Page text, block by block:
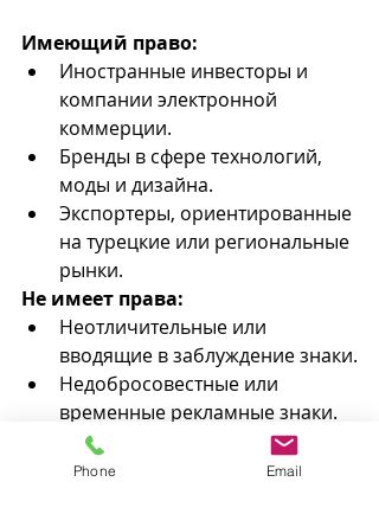
Имеющий право:
Иностранные инвесторы и
компании электронной
коммерции.
Бренды в сфере технологий,
моды и дизайна.
Экспортеры, ориентированные
на турецкие или региональные
рынки.
Не имеет права:
Неотличительные или
вводящие в заблуждение знаки.
Недобросовестные или
временные рекламные знаки.
Общая оценка:
Любой
бизнес, повышающий
Phone Email